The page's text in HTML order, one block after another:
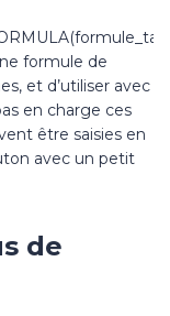
formule de
et d’utiliser avec
en charge ces
être saisies en
avec un petit
de